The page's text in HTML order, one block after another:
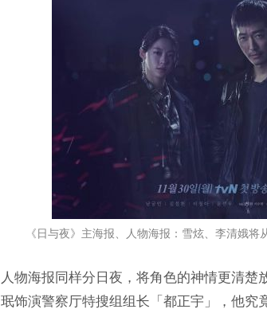
《日与夜》主海报、人物海报：雪炫、李清娥将
人物海报同样分日夜，将角色的神情更清楚
珉饰演警察厅特搜组组长「都正宇」，他究